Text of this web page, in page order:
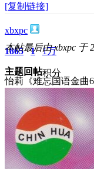
[复制链接]
xbxpc
1865
主题
1
回帖
1万
积分
积分
10117
2025-2-14 14:45:12 /
28050
本帖最后由 xbxpc 于
怡莉《难忘国语金曲